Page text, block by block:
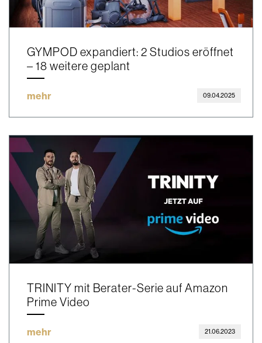
GYMPOD expandiert: 2 Studios eröffnet
– 18 weitere geplant
mehr 09.04.2025
TRINITY mit Berater-Serie auf Amazon
Prime Video
mehr 21.06.2023